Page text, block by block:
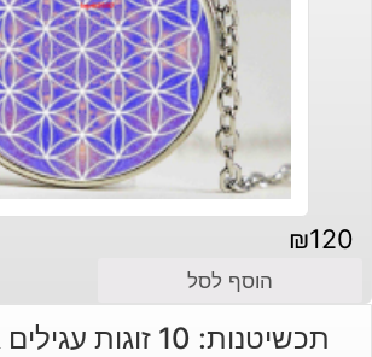
₪120
הוסף לסל
תכשיטנות: 10 זוגות עגילים ארוך מוזהב